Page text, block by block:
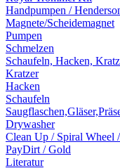
Handpumpen /
Magnete/Scheidemagnet
Pumpen
Schmelzen
Schaufeln, Hacken,
Kratzer
Hacken
Schaufeln
Drywasher
Clean Up / Spiral Wheel
PayDirt / Gold
Literatur